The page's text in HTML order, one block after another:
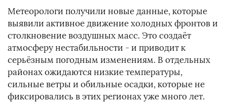
Метеорологи получили новые данные, которые
выявили активное движение холодных фронтов и
столкновение воздушных масс. Это создаёт
атмосферу нестабильности - и приводит к
серьёзным погодным изменениям. В отдельных
районах ожидаются низкие температуры,
сильные ветры и обильные осадки, которые не
фиксировались в этих регионах уже много лет.